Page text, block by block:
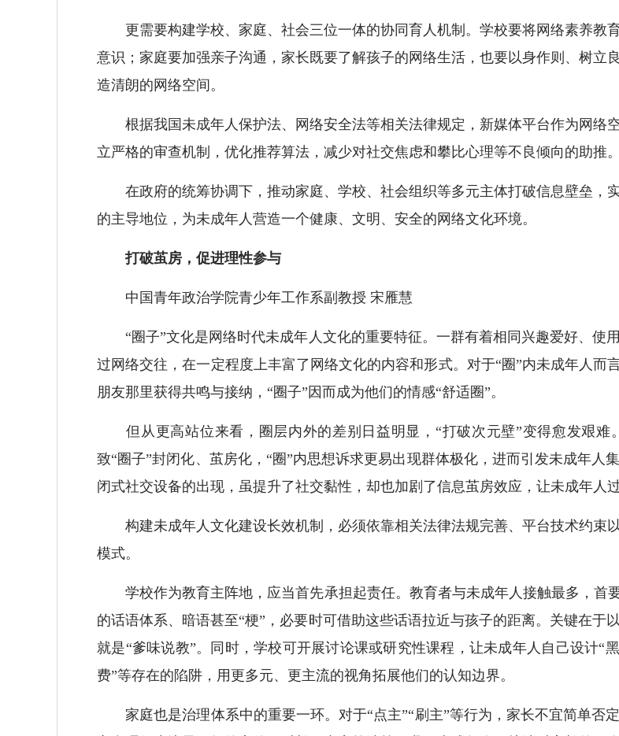
更需要构建学校、家庭、社会三位一体的协同育人机制。学校要将网络素养教
意识；家庭要加强亲子沟通，家长既要了解孩子的网络生活，也要以身作则、树立
造清朗的网络空间。
根据我国未成年人保护法、网络安全法等相关法律规定，新媒体平台作为网络
立严格的审查机制，优化推荐算法，减少对社交焦虑和攀比心理等不良倾向的助推。
在政府的统筹协调下，推动家庭、学校、社会组织等多元主体打破信息壁垒，
的主导地位，为未成年人营造一个健康、文明、安全的网络文化环境。
打破茧房，促进理性参与
中国青年政治学院青少年工作系副教授 宋雁慧
“圈子”文化是网络时代未成年人文化的重要特征。一群有着相同兴趣爱好、使
过网络交往，在一定程度上丰富了网络文化的内容和形式。对于“圈”内未成年人而
朋友那里获得共鸣与接纳，“圈子”因而成为他们的情感“舒适圈”。
但从更高站位来看，圈层内外的差别日益明显，“打破次元壁”变得愈发艰难
致“圈子”封闭化、茧房化，“圈”内思想诉求更易出现群体极化，进而引发未成年
闭式社交设备的出现，虽提升了社交黏性，却也加剧了信息茧房效应，让未成年人
构建未成年人文化建设长效机制，必须依靠相关法律法规完善、平台技术约束
模式。
学校作为教育主阵地，应当首先承担起责任。教育者与未成年人接触最多，首
的话语体系、暗语甚至“梗”，必要时可借助这些话语拉近与孩子的距离。关键在于
就是“爹味说教”。同时，学校可开展讨论课或研究性课程，让未成年人自己设计“
费”等存在的陷阱，用更多元、更主流的视角拓展他们的认知边界。
家庭也是治理体系中的重要一环。对于“点主”“刷主”等行为，家长不宜简单否